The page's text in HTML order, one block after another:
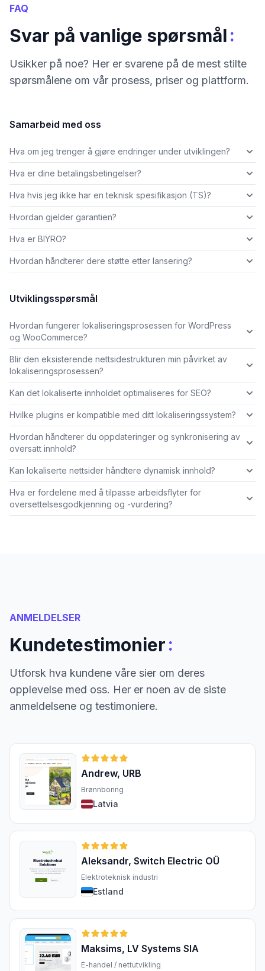
FAQ
Svar på vanlige spørsmål:
Usikker på noe? Her er svarene på de mest stilte
spørsmålene om vår prosess, priser og plattform.
Samarbeid med oss
Hva om jeg trenger å gjøre endringer under utviklingen?
Hva er dine betalingsbetingelser?
Hva hvis jeg ikke har en teknisk spesifikasjon (TS)?
Hvordan gjelder garantien?
Hva er BIYRO?
Hvordan håndterer dere støtte etter lansering?
Utviklingsspørsmål
Hvordan fungerer lokaliseringsprosessen for WordPress
og WooCommerce?
Blir den eksisterende nettsidestrukturen min påvirket av
lokaliseringsprosessen?
Kan det lokaliserte innholdet optimaliseres for SEO?
Hvilke plugins er kompatible med ditt lokaliseringssystem?
Hvordan håndterer du oppdateringer og synkronisering av
oversatt innhold?
Kan lokaliserte nettsider håndtere dynamisk innhold?
Hva er fordelene med å tilpasse arbeidsflyter for
oversettelsesgodkjenning og -vurdering?
ANMELDELSER
Kundetestimonier:
Utforsk hva kundene våre sier om deres
opplevelse med oss. Her er noen av de siste
anmeldelsene og testimoniere.
Andrew, URB
Brønnboring
Latvia
Aleksandr, Switch Electric OÜ
Elektroteknisk industri
Estland
Maksims, LV Systems SIA
E-handel / nettutvikling